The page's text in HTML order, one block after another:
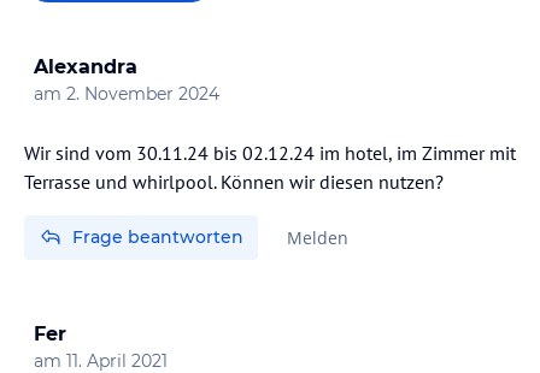
Alexandra
am 2. November 2024
Wir sind vom 30.11.24 bis 02.12.24 im hotel, im Zimmer mit
Terrasse und whirlpool. Können wir diesen nutzen?
Frage beantworten Melden
Fer
am 11. April 2021